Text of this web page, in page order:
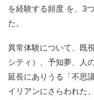
を経験する頻度 を、3
た。
異常体験について、既
シティ）、予知夢、人
延長にありうる「不思
イリアンにさらわれた